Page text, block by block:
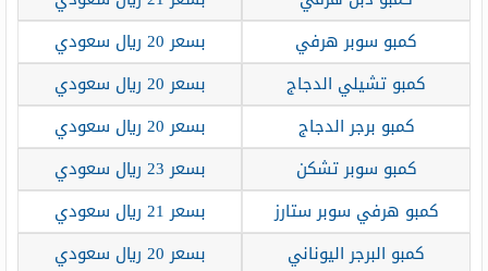
كمبو سوبر هرفي
بسعر 20 ريال سعودي
كمبو تشيلي الدجاج
بسعر 20 ريال سعودي
كمبو برجر الدجاج
بسعر 20 ريال سعودي
كمبو سوبر تشكن
بسعر 23 ريال سعودي
كمبو هرفي سوبر ستارز
بسعر 21 ريال سعودي
كمبو البرجر اليوناني
بسعر 20 ريال سعودي